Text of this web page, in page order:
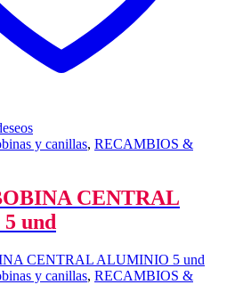
y canillas, RECAMBIOS &
CENTRAL
und
y canillas, RECAMBIOS &